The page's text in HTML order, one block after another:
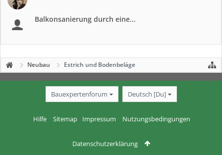
Balkonsanierung durch eine...
Neubau Estrich und Bodenbeläge
Bauexpertenforum Deutsch [Du]
Hilfe Sitemap Impressum Nutzungsbedingungen
Datenschutzerklärung